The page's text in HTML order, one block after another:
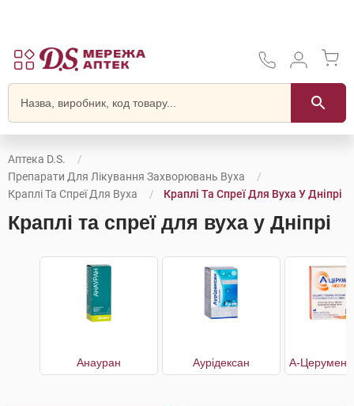
Аптека D.S.
Препарати Для Лікування Захворювань Вуха
Краплі Та Спреї Для Вуха
Краплі Та Спреї Для Вуха У Дніпрі
Краплі та спреї для вуха у Дніпрі
Анауран Аурiдексан